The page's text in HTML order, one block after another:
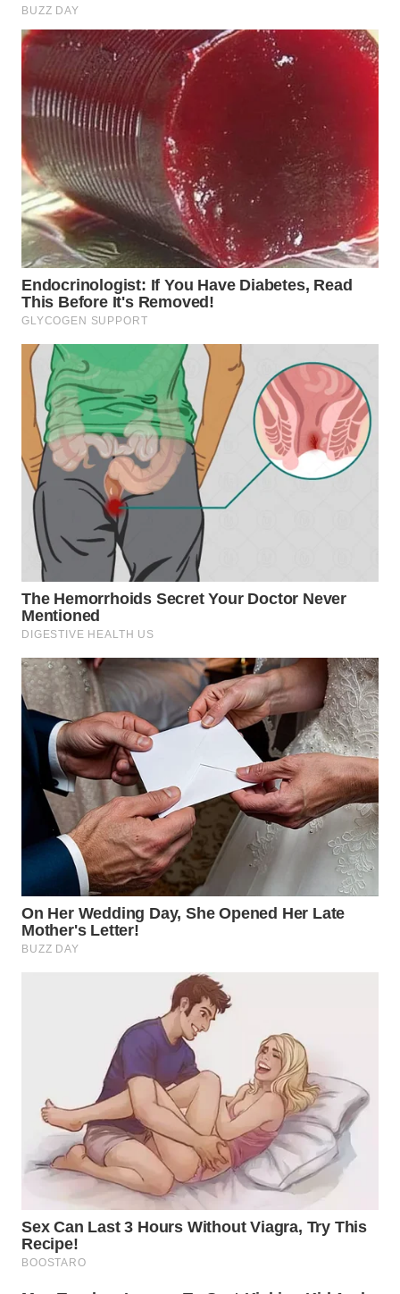
NIAS
LANGKAT
WN
TAPANULI
SELATAN
WN
TANJUNG
LESUNG
WN
KARO
WN
SIMALUNGUN
WN
LABUHANBATU
TAPANULI
TENGAH
WN DELI
SERDANG
WN
TEBING
TINGGI
WN
PAKPAK
WN
KARAWANG
BEKASI
WN
BOGOR
UTARA
WN
SAMOSIR
WN
PADANG
LAWAS